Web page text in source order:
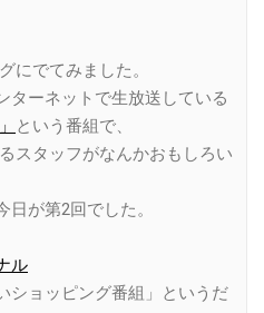
にでてみました。
ターネットで生放送している
という番組で、
スタッフがなんかおもしろい
が第2回でした。
ル
ショッピング番組」というだ